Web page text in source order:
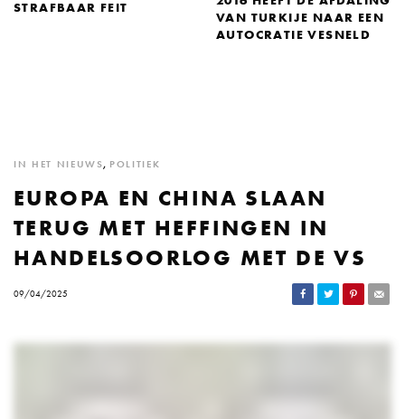
STRAFBAAR FEIT
VAN TURKIJE NAAR EEN
AUTOCRATIE VESNELD
IN HET NIEUWS, POLITIEK
EUROPA EN CHINA SLAAN
TERUG MET HEFFINGEN IN
HANDELSOORLOG MET DE VS
09/04/2025